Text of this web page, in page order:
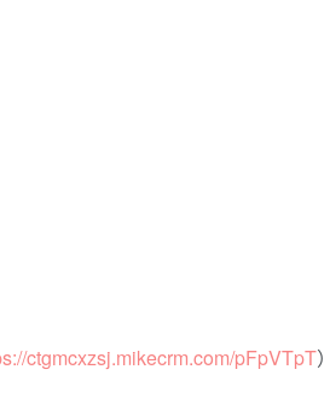
ctgmcxzsj.mikecrm.com/pFpVTpT